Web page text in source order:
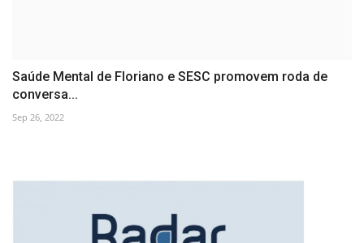
Saúde Mental de Floriano e SESC promovem roda de
conversa...
Sep 26, 2022